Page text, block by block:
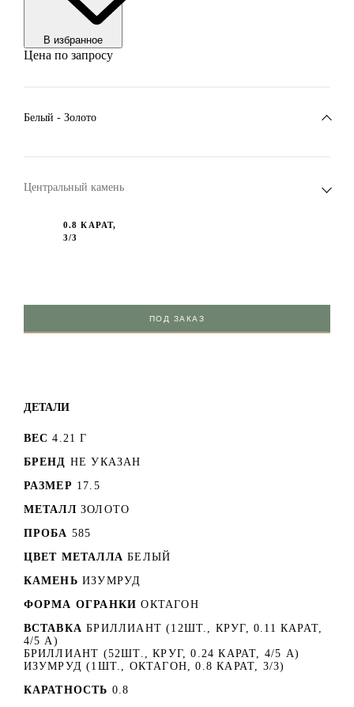
В избранноe
Цена по запросу
Белый - Золото
Центральный камень
0.8 КАРАТ,
3/3
ПОД ЗАКАЗ
ДЕТАЛИ
ВЕС 4.21 Г
БРЕНД НЕ УКАЗАН
РАЗМЕР 17.5
МЕТАЛЛ ЗОЛОТО
ПРОБА 585
ЦВЕТ МЕТАЛЛА БЕЛЫЙ
КАМЕНЬ ИЗУМРУД
ФОРМА ОГРАНКИ ОКТАГОН
ВСТАВКА БРИЛЛИАНТ (12ШТ., КРУГ, 0.11 КАРАТ,
4/5 А)
БРИЛЛИАНТ (52ШТ., КРУГ, 0.24 КАРАТ, 4/5 А)
ИЗУМРУД (1ШТ., ОКТАГОН, 0.8 КАРАТ, 3/3)
КАРАТНОСТЬ 0.8